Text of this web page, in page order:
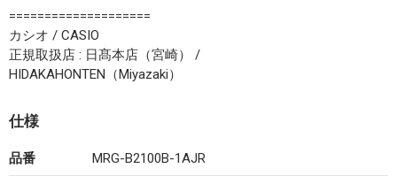
====================
カシオ / CASIO
正規取扱店 : 日髙本店（宮崎） /
HIDAKAHONTEN（Miyazaki）
仕様
品番 MRG-B2100B-1AJR